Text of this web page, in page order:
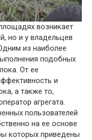
возникает
но и у владельцев
из наиболее
подобных
От ее
и
а также то,
агрегата.
пользователей
на ее основе
которых приведены